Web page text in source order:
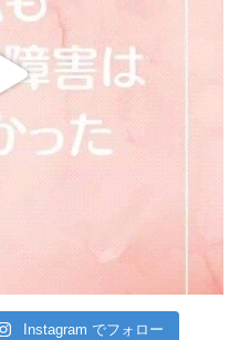
Instagram でフォロー